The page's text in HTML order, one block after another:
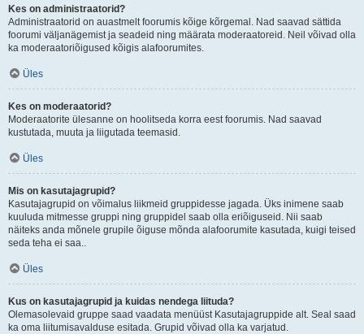
Kes on administraatorid?
Administraatorid on auastmelt foorumis kõige kõrgemal. Nad saavad sättida
foorumi väljanägemist ja seadeid ning määrata moderaatoreid. Neil võivad olla
ka moderaatoriõigused kõigis alafoorumites.
Üles
Kes on moderaatorid?
Moderaatorite ülesanne on hoolitseda korra eest foorumis. Nad saavad
kustutada, muuta ja liigutada teemasid.
Üles
Mis on kasutajagrupid?
Kasutajagrupid on võimalus liikmeid gruppidesse jagada. Üks inimene saab
kuuluda mitmesse gruppi ning gruppidel saab olla eriõiguseid. Nii saab
näiteks anda mõnele grupile õiguse mõnda alafoorumite kasutada, kuigi teised
seda teha ei saa..
Üles
Kus on kasutajagrupid ja kuidas nendega liituda?
Olemasolevaid gruppe saad vaadata menüüst Kasutajagruppide alt. Seal saad
ka oma liitumisavalduse esitada. Grupid võivad olla ka varjatud.